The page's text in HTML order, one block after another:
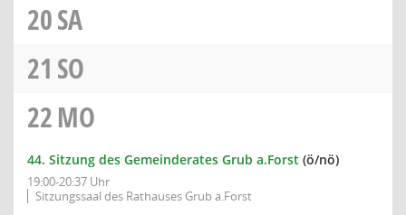
20SA
21 SO
22MO
44. Sitzung des Gemeinderates Grub a.Forst (ö/nö)
19:00-20:37 Uhr
Sitzungssaal des Rathauses Grub a.Forst